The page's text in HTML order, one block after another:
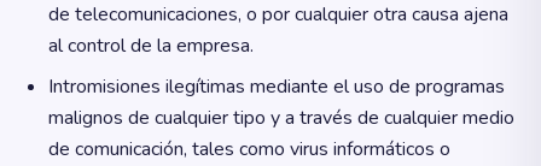
de telecomunicaciones, o por cualquier otra causa ajena
al control de la empresa.
Intromisiones ilegítimas mediante el uso de programas
malignos de cualquier tipo y a través de cualquier medio
de comunicación, tales como virus informáticos o